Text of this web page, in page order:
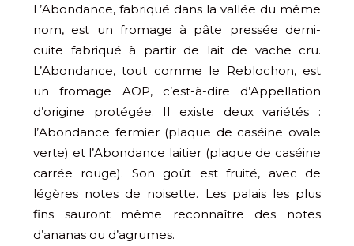
L’Abondance, fabriqué dans la vallée du même
nom, est un fromage à pâte pressée demi-
cuite fabriqué à partir de lait de vache cru.
L’Abondance, tout comme le Reblochon, est
un fromage AOP, c’est-à-dire d’Appellation
d’origine protégée. Il existe deux variétés :
l’Abondance fermier (plaque de caséine ovale
verte) et l’Abondance laitier (plaque de caséine
carrée rouge). Son goût est fruité, avec de
légères notes de noisette. Les palais les plus
fins sauront même reconnaître des notes
d’ananas ou d’agrumes.